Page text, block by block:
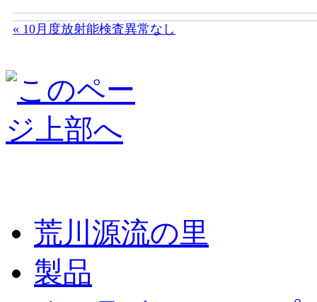
« 10月度放射能検査異常なし
荒川源流の里
製品